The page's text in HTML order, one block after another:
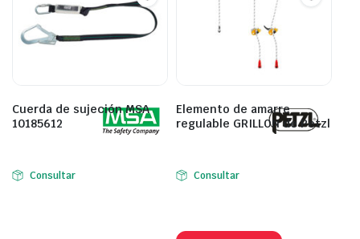
Cuerda de sujeción MSA
10185612
Consultar
Elemento de amarre
regulable GRILLON de Petzl
Consultar